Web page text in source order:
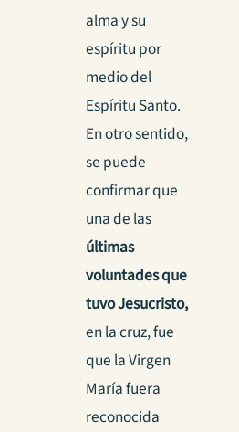
alma y su
espíritu por
medio del
Espíritu Santo.
En otro sentido,
se puede
confirmar que
una de las
últimas
voluntades que
tuvo Jesucristo,
en la cruz, fue
que la Virgen
María fuera
reconocida